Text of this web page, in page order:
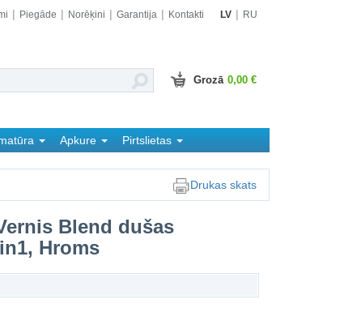
Piegāde Norēķini Garantija Kontakti LV RU
Grozā 0,00 €
Apkure
Pirtslietas
Drukas skats
Blend dušas
Hroms